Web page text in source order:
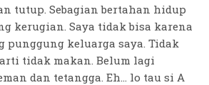
tutup. Sebagian bertahan hidup
kerugian. Saya tidak bisa karena
punggung keluarga saya. Tidak
tidak makan. Belum lagi
dan tetangga. Eh... lo tau si A